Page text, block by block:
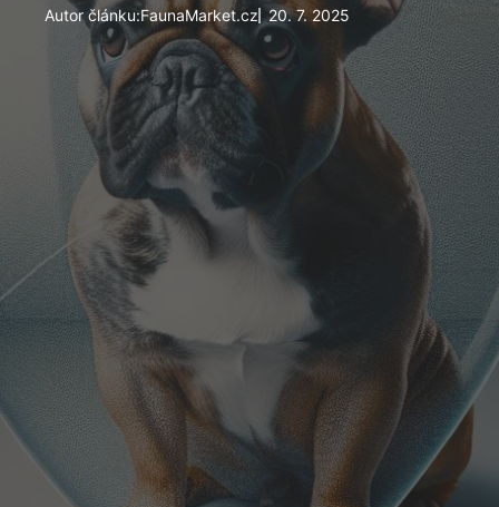
Autor článku:FaunaMarket.cz 20. 7. 2025